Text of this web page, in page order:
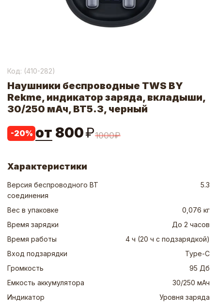
Код: (410-282)
Наушники беспроводные TWS BY
Rekme, индикатор заряда, вкладыши,
30/250 мАч, BT5.3, черный
-20% от 800₽1000₽
Характеристики
Версия беспроводного BT
соединения
5.3
Вес в упаковке
0,076 кг
Время зарядки
До 2 часов
Время работы
4 ч (20 ч с подзарядкой)
Вход подзарядки
Type-C
Громкость
95 Дб
Емкость аккумулятора
30/250 мАч
Индикатор
Уровня заряда